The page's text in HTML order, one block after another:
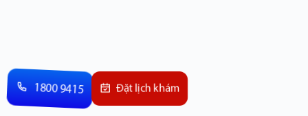
1800 9415 Đặt lịch khám